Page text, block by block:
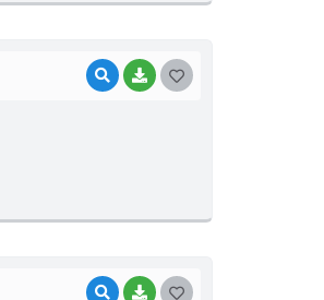
VISUALIZAR
BAIXAR
VISUALIZAR
BAIXAR